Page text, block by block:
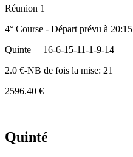
Réunion 1
4° Course - Départ prévu à 20:15
Quinte
16-6-15-11-1-9-14
2.0 €-NB de fois la mise: 21
2596.40 €
Quinté